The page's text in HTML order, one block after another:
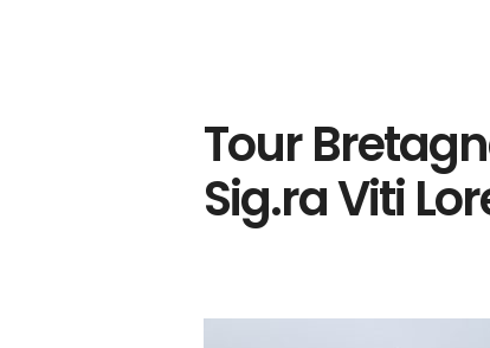
Tour
Sig.ra Viti